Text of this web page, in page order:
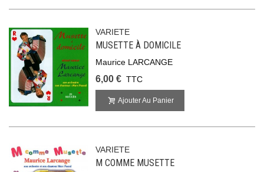
VARIETE
MUSETTE À DOMICILE
Maurice LARCANGE
6,00 € TTC
Ajouter Au Panier
VARIETE
M COMME MUSETTE